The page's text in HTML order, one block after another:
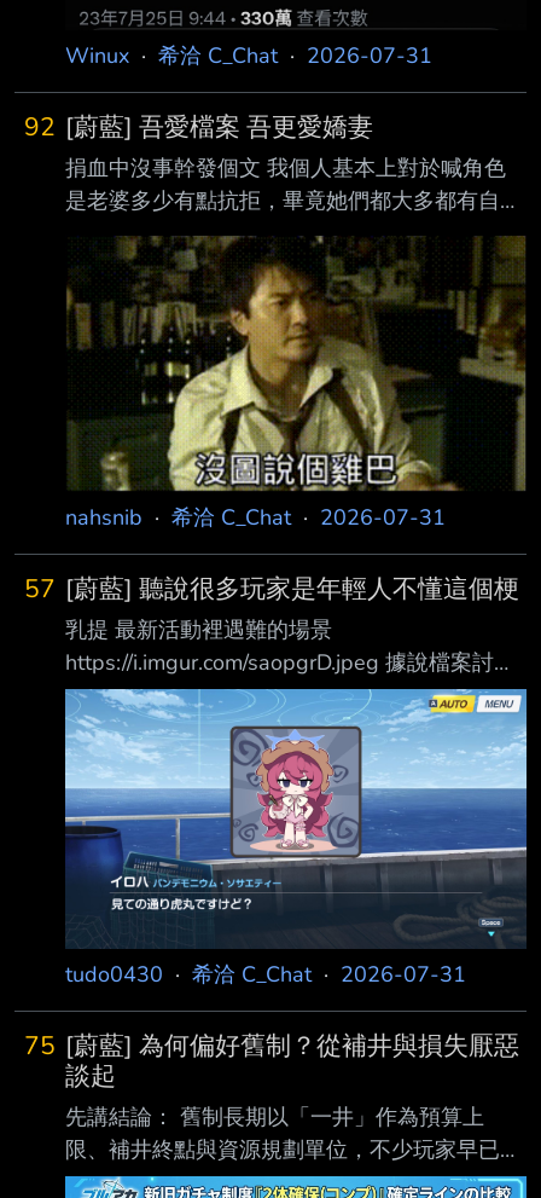
Winux · 希洽 C_Chat· 2026-07-31
92 [蔚藍] 吾愛檔案 吾更愛嬌妻
捐血中沒事幹發個文 我個人基本上對於喊角色
是老婆多少有點抗拒，畢竟她們都大多都有自己
喜歡的人， 而我沒辦法說自己跟檔案老師、趙
活、右田雙鐵、將臣還是任何一個主角一樣，
所以頂多喊喊這角色真婆，然後轉頭翻本本。
前言一堆廢話，總之前陣子終於說服我嬌小的愛
妻cosplay成妃姬了， 深愛的人cosplay 成最愛
的角色之一，此生無憾 沒圖，未來大概也不會
出展，別問。 以下抽十個發219P，再抽十個發
142P ----- Sent from JPTT on my Google Pixel
9a. -- --
nahsnib · 希洽 C_Chat· 2026-07-31
57 [蔚藍] 聽說很多玩家是年輕人不懂這個梗
乳提 最新活動裡遇難的場景
https://i.imgur.com/saopgrD.jpeg 據說檔案討論
區很多人get不到這個梗
https://i.imgur.com/rrJheVb.jpeg 真的嗎 原來我
已經不年輕了嗎 有西洽沒有！？
https://x.com/saho45_45/status/20825000610
87625626 https://i.imgur.com/tzR5TeY.jpeg 盯
https://x.com/nuinui0300/status/20827804118
0628
tudo0430 · 希洽 C_Chat· 2026-07-31
75 [蔚藍] 為何偏好舊制？從補井與損失厭惡
談起
先講結論： 舊制長期以「一井」作為預算上
限、補井終點與資源規劃單位，不少玩家早已習
慣用這套 方式決定何時繼續、何時停手。新制